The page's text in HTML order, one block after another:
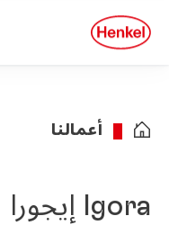
Skip to main content
Skip to footer
quick
search
أعمالنا
Igora إيجورا